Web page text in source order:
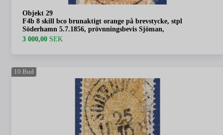
Objekt 29
F4b 8 skill bco brunaktigt orange på brevstycke, stpl
Söderhamn 5.7.1856, prövnningsbevis Sjöman,
3 000,00 SEK
10 Bud